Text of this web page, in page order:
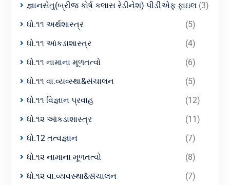
જ્ઞાનસેતુ(બ્રીજ કોર્ષ કલાસ રેડીનેશ) પીડીએફ ફાઇલ(3)
ધો.૧૧ અર્થશાસ્ત્ર
(5)
ધો.૧૧ આંકડાશાસ્ત્ર
(4)
ધો.૧૧ નામાના મૂળતત્વો
(6)
ધો.૧૧ વા.વ્યવ્સ્થા&સંચાલન
(5)
ધો.૧૧ વિજ્ઞાન પ્રવાહ
(12)
ધો.૧૨ આંકડાશાસ્ત્ર
(11)
ધો.12 તત્વજ્ઞાન
(7)
ધો.૧૨ નામાના મૂળતત્વો
(8)
ધો.૧૨ વા.વ્યવસ્થા&સંચાલન
(7)